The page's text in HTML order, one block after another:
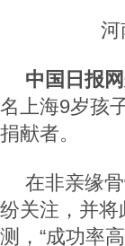
河
中国日报
名上海9岁孩
捐献者。
在非亲缘
纷关注，并将
测，“成功率